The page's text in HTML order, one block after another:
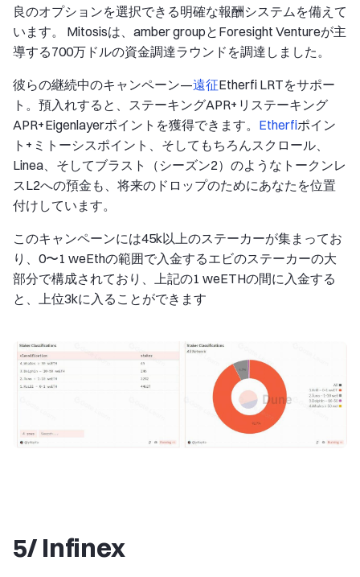
良のオプションを選択できる明確な報酬システムを備えて
います。 Mitosisは、amber groupとForesight Ventureが主
導する700万ドルの資金調達ラウンドを調達しました。
彼らの継続中のキャンペーン—遠征Etherfi LRTをサポー
ト。預入れすると、ステーキングAPR+リステーキング
APR+Eigenlayerポイントを獲得できます。 Etherfiポイン
ト+ミトーシスポイント、そしてもちろんスクロール、
Linea、そしてブラスト（シーズン2）のようなトークンレ
スL2への預金も、将来のドロップのためにあなたを位置
付けしています。
このキャンペーンには45k以上のステーカーが集まってお
り、0〜1 weEthの範囲で入金するエビのステーカーの大
部分で構成されており、上記の1 weETHの間に入金する
と、上位3kに入ることができます
5/ Infinex